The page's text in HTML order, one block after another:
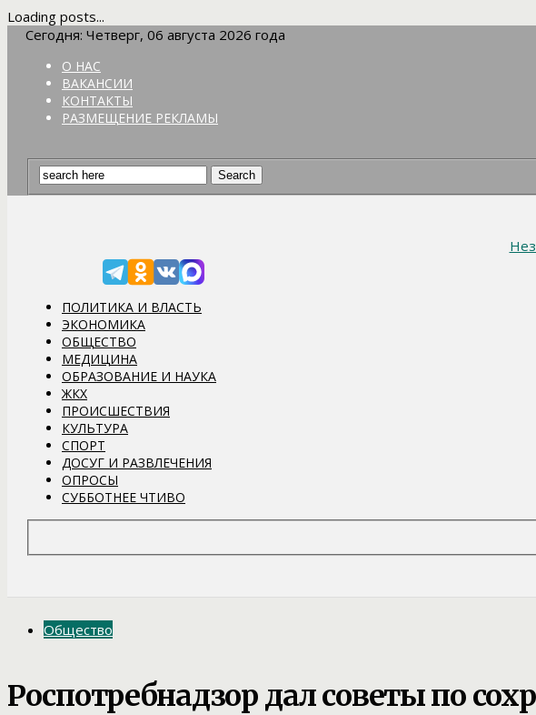
Loading posts...
Сегодня: Четверг, 06 августа 2026 года
О НАС
ВАКАНСИИ
КОНТАКТЫ
РАЗМЕЩЕНИЕ РЕКЛАМЫ
ПОЛИТИКА И ВЛАСТЬ
ЭКОНОМИКА
ОБЩЕСТВО
МЕДИЦИНА
ОБРАЗОВАНИЕ И НАУКА
ЖКХ
ПРОИСШЕСТВИЯ
КУЛЬТУРА
СПОРТ
ДОСУГ И РАЗВЛЕЧЕНИЯ
ОПРОСЫ
СУББОТНЕЕ ЧТИВО
Общество
Роспотребнадзор дал советы по